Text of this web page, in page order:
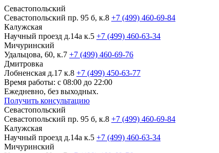
Севастопольский
Севастопольский пр. 95 б, к.8 +7 (499) 460-69-84
Калужская
Научный проезд д.14а к.5 +7 (499) 460-63-34
Мичуринский
Удальцова, 60, к.7 +7 (499) 460-69-76
Дмитровка
Лобненская д.17 к.8 +7 (499) 450-63-77
Время работы: с 08:00 до 22:00
Ежедневно, без выходных.
Получить консультацию
Севастопольский
Севастопольский пр. 95 б, к.8 +7 (499) 460-69-84
Калужская
Научный проезд д.14а к.5 +7 (499) 460-63-34
Мичуринский